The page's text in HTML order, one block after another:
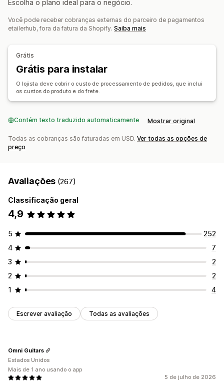
Negócios e escritórios
Locais para aquisição de produtos
Chapéus Sapatos Presentes de Natal
Decoração da casa
Opções de frete
Frete em lote Frete personalizado
Processamento de pedidos global Frete múltiplo
Atualizações em tempo real
Escolha o plano ideal para o negócio.
Você pode receber cobranças externas do parceiro de pagamentos
etailerhub, fora da fatura da Shopify. Saiba mais
Grátis
Grátis para instalar
O lojista deve cobrir o custo de processamento de pedidos, que inclui
os custos do produto e do frete.
Contém texto traduzido automaticamente Mostrar original
Todas as cobranças são faturadas em USD. Ver todas as opções de
preço
Avaliações (267)
Classificação geral
4,9
5
252
4
7
3
2
2
2
1
4
Escrever avaliação Todas as avaliações
5 de julho de 2026
Omni Guitars
Estados Unidos
Mais de 1 ano usando o app